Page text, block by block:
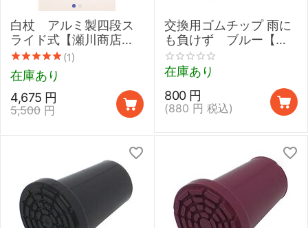
白杖 アルミ製四段ス
ライド式【瀬川商店
#2012 アルミスライド
４段】
(1)
在庫あり
5,500 円
4,675 円
交換用ゴムチップ 雨に
も負けず ブルー【さ
さえ京友禅 雨にも負け
ず用／16mm~17.5mm
／ステッキ用先ゴム／
杖用先ゴム】
在庫あり
800 円
(880 円 税込)